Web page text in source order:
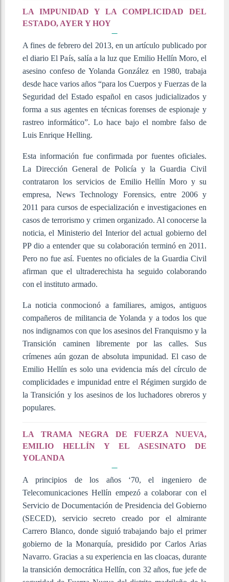
LA IMPUNIDAD Y LA COMPLICIDAD DEL
ESTADO, AYER Y HOY
A fines de febrero del 2013, en un artículo publicado por
el diario El País, salía a la luz que Emilio Hellín Moro, el
asesino confeso de Yolanda González en 1980, trabaja
desde hace varios años “para los Cuerpos y Fuerzas de la
Seguridad del Estado español en casos judicializados y
forma a sus agentes en técnicas forenses de espionaje y
rastreo informático”. Lo hace bajo el nombre falso de
Luis Enrique Helling.
Esta información fue confirmada por fuentes oficiales.
La Dirección General de Policía y la Guardia Civil
contrataron los servicios de Emilio Hellín Moro y su
empresa, News Technology Forensics, entre 2006 y
2011 para cursos de especialización e investigaciones en
casos de terrorismo y crimen organizado. Al conocerse la
noticia, el Ministerio del Interior del actual gobierno del
PP dio a entender que su colaboración terminó en 2011.
Pero no fue así. Fuentes no oficiales de la Guardia Civil
afirman que el ultraderechista ha seguido colaborando
con el instituto armado.
La noticia conmocionó a familiares, amigos, antiguos
compañeros de militancia de Yolanda y a todos los que
nos indignamos con que los asesinos del Franquismo y la
Transición caminen libremente por las calles. Sus
crímenes aún gozan de absoluta impunidad. El caso de
Emilio Hellín es solo una evidencia más del círculo de
complicidades e impunidad entre el Régimen surgido de
la Transición y los asesinos de los luchadores obreros y
populares.
LA TRAMA NEGRA DE FUERZA NUEVA,
EMILIO HELLÍN Y EL ASESINATO DE
YOLANDA
A principios de los años ‘70, el ingeniero de
Telecomunicaciones Hellín empezó a colaborar con el
Servicio de Documentación de Presidencia del Gobierno
(SECED), servicio secreto creado por el almirante
Carrero Blanco, donde siguió trabajando bajo el primer
gobierno de la Monarquía, presidido por Carlos Arias
Navarro. Gracias a su experiencia en las cloacas, durante
la transición democrática Hellín, con 32 años, fue jefe de